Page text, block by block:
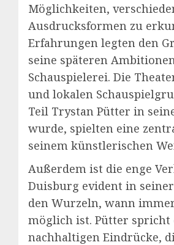
Möglichkeiten,
Ausdrucksformen zu
Erfahrungen legten den
seine späteren
Schauspielerei. Die
und lokalen
Teil Trystan Pütter in
wurde, spielten eine
seinem künstlerischen
Außerdem ist die enge
Duisburg evident in
den Wurzeln, wann
möglich ist. Pütter spricht
nachhaltigen Eindrücke,